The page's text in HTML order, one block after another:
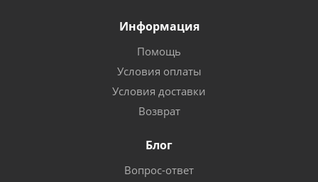
Информация
Помощь
Условия оплаты
Условия доставки
Возврат
Блог
Вопрос-ответ